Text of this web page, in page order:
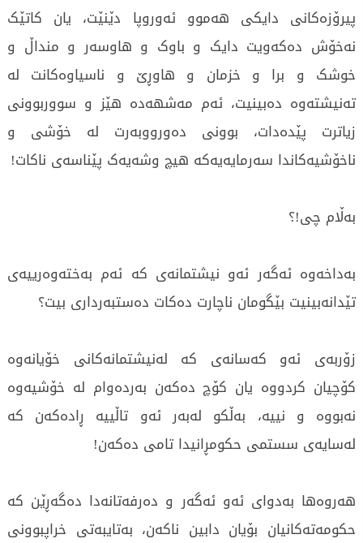
پیرۆزەکانی دایکی هەموو ئەوروپا دێنێت، یان کاتێک
نەخۆش دەکەویت دایک و باوک و هاوسەر و منداڵ و
خوشک و برا و خزمان و هاوڕێ و ناسیاوەکانت لە
تەنیشتەوە دەبینیت، ئەم مەشهەدە هێز و سووربوونی
زیاترت پێدەدات، بوونی دەورووبەرت لە خۆشی و
ناخۆشیەکاندا سەرمایەیەکە هیچ وشەیەک پێناسەی ناکات!
بەڵام چی!؟
بەداخەوە ئەگەر ئەو نیشتمانەی کە ئەم بەختەوەرییەی
تێدانەبینیت بێگومان ناچارت دەکات دەستبەرداری بیت؟
زۆربەی ئەو کەسانەی کە لەنیشتمانەکانی خۆیانەوە
کۆچیان کردووە یان کۆچ دەکەن بەردەوام لە خۆشیەوە
نەبووە و نییە، بەڵکو لەبەر ئەو تاڵییە ڕادەکەن کە
لەسایەی سستمی حکومڕانیدا تامی دەکەن!
هەروەها بەدوای ئەو ئەگەر و دەرفەتانەدا دەگەڕێن کە
حکومەتەکانیان بۆیان دابین ناکەن، بەتایبەتی خراپبوونی